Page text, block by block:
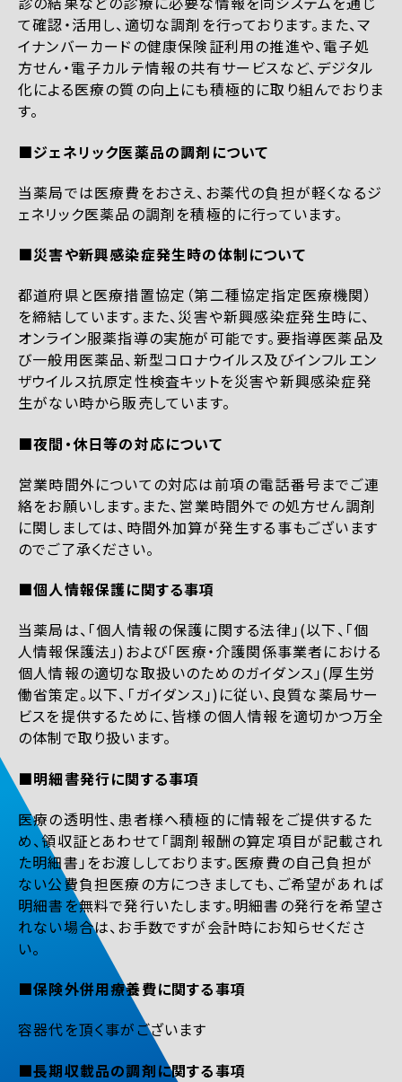
て確認・活用し、適切な調剤を行っております。また、マ
イナンバーカードの健康保険証利用の推進や、電子処
方せん・電子カルテ情報の共有サービスなど、デジタル
化による医療の質の向上にも積極的に取り組んでおりま
す。
■ジェネリック医薬品の調剤について
当薬局では医療費をおさえ、お薬代の負担が軽くなるジ
ェネリック医薬品の調剤を積極的に行っています。
■災害や新興感染症発生時の体制について
都道府県と医療措置協定（第二種協定指定医療機関）
を締結しています。また、災害や新興感染症発生時に、
オンライン服薬指導の実施が可能です。要指導医薬品及
び一般用医薬品、新型コロナウイルス及びインフルエン
ザウイルス抗原定性検査キットを災害や新興感染症発
生がない時から販売しています。
■夜間・休日等の対応について
営業時間外についての対応は前項の電話番号までご連
絡をお願いします。また、営業時間外での処方せん調剤
に関しましては、時間外加算が発生する事もございます
のでご了承ください。
■個人情報保護に関する事項
当薬局は、「個人情報の保護に関する法律」(以下、「個
人情報保護法」)および「医療・介護関係事業者における
個人情報の適切な取扱いのためのガイダンス」(厚生労
働省策定。以下、「ガイダンス」)に従い、良質な薬局サー
ビスを提供するために、皆様の個人情報を適切かつ万全
の体制で取り扱います。
■明細書発行に関する事項
医療の透明性、患者様へ積極的に情報をご提供するた
め、領収証とあわせて「調剤報酬の算定項目が記載され
た明細書」をお渡ししております。医療費の自己負担が
ない公費負担医療の方につきましても、ご希望があれば
明細書を無料で発行いたします。明細書の発行を希望さ
れない場合は、お手数ですが会計時にお知らせくださ
い。
■保険外併用療養費に関する事項
容器代を頂く事がございます
■長期収載品の調剤に関する事項